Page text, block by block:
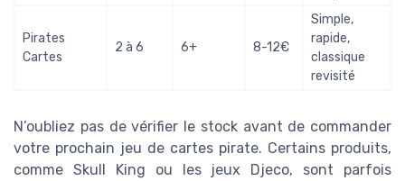
Pirates
Cartes
2 à 6 6+ 8-12€
Simple,
rapide,
classique
revisité
N’oubliez pas de vérifier le stock avant de commander
votre prochain jeu de cartes pirate. Certains produits,
comme Skull King ou les jeux Djeco, sont parfois